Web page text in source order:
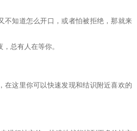
不知道怎么开口，或者怕被拒绝，那就来
总有人在等你。
在这里你可以快速发现和结识附近喜欢的